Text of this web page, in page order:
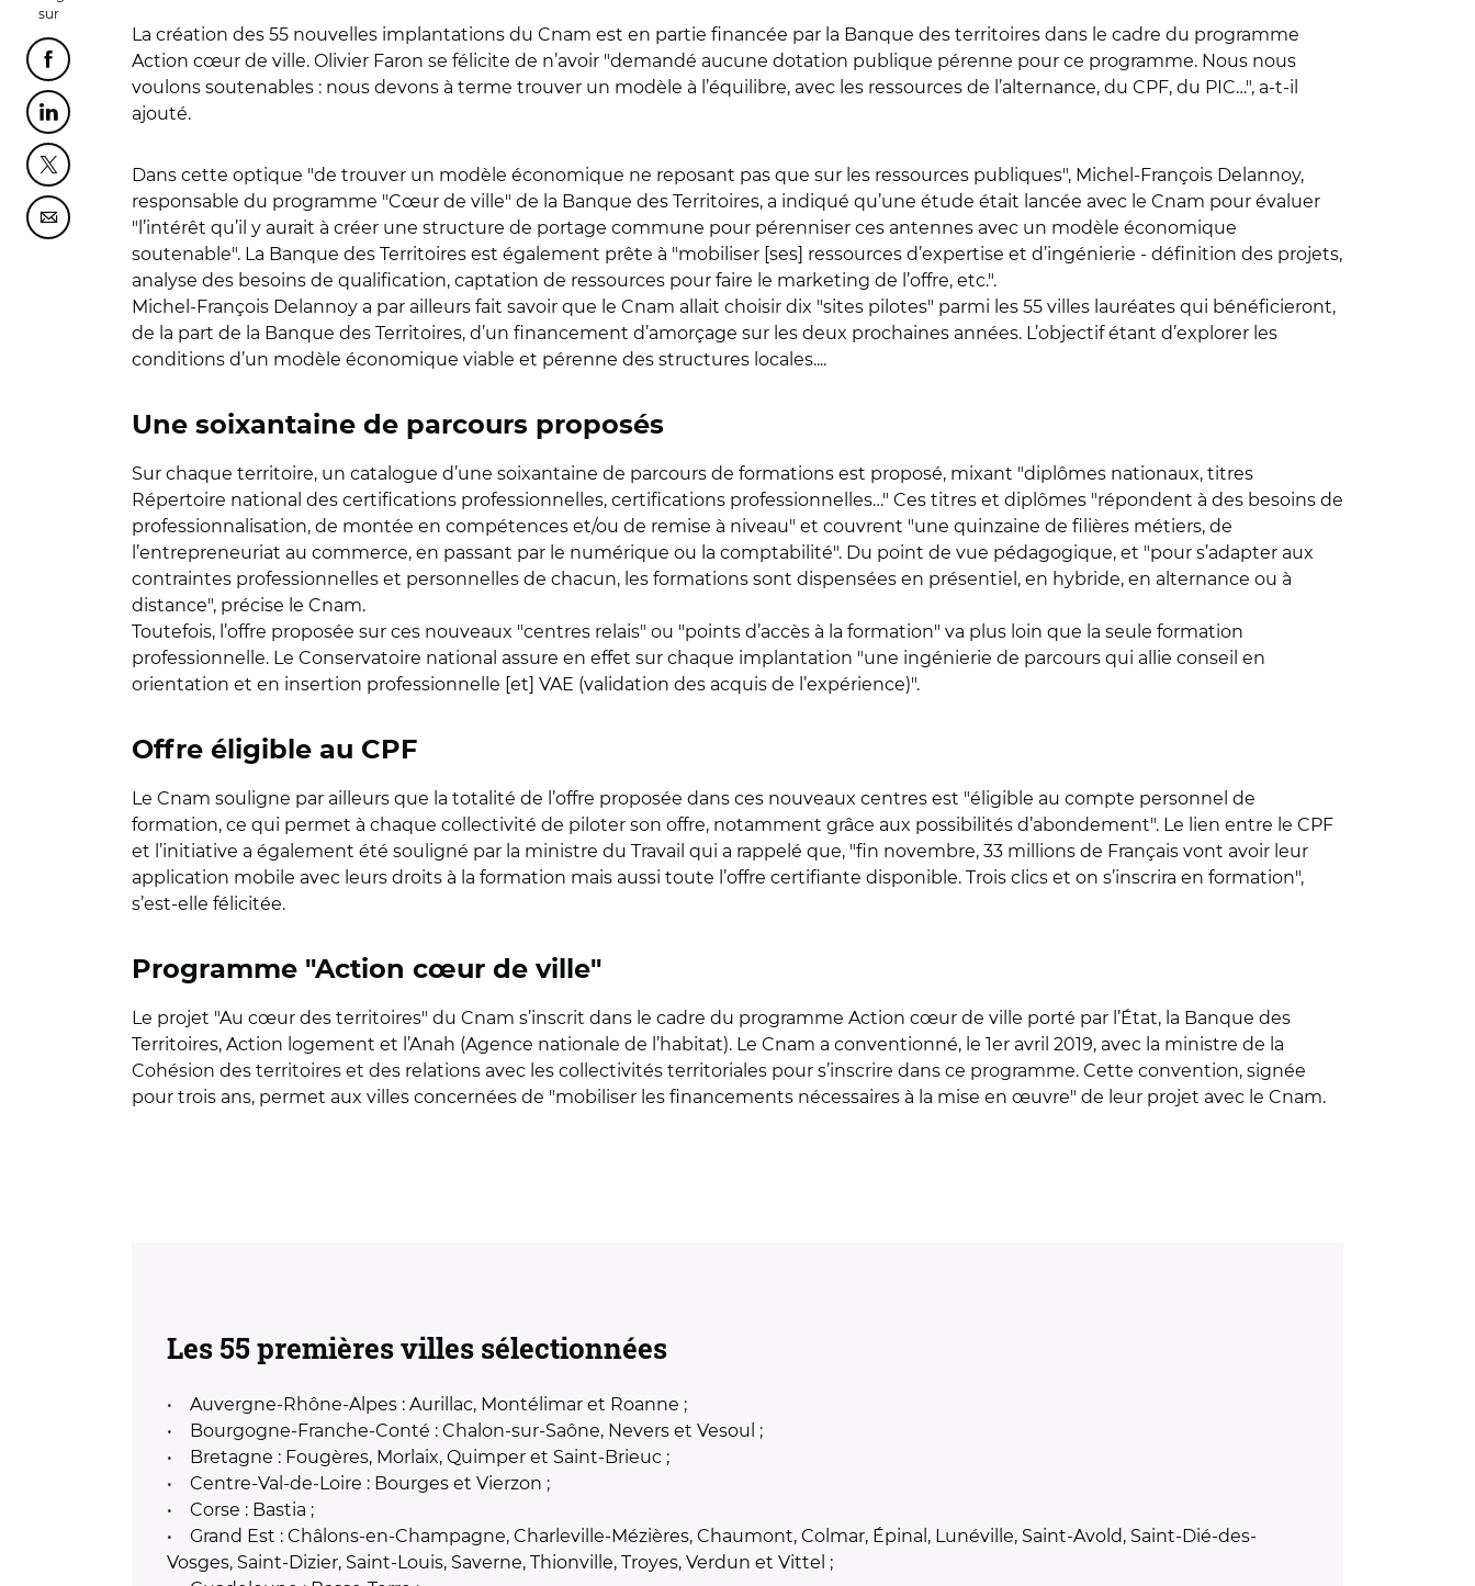
sur
Partager cette page sur Facebook
Partager cette page sur Linkedin
Partager cette page sur Twitter
Partager cette page sur Courriel
La création des 55 nouvelles implantations du Cnam est en partie financée par la Banque des territoires dans le cadre du programme
Action cœur de ville. Olivier Faron se félicite de n’avoir "demandé aucune dotation publique pérenne pour ce programme. Nous nous
voulons soutenables : nous devons à terme trouver un modèle à l’équilibre, avec les ressources de l’alternance, du CPF, du PIC…", a-t-il
ajouté.
Dans cette optique "de trouver un modèle économique ne reposant pas que sur les ressources publiques", Michel-François Delannoy,
responsable du programme "Cœur de ville" de la Banque des Territoires, a indiqué qu’une étude était lancée avec le Cnam pour évaluer
"l’intérêt qu’il y aurait à créer une structure de portage commune pour pérenniser ces antennes avec un modèle économique
soutenable". La Banque des Territoires est également prête à "mobiliser [ses] ressources d’expertise et d’ingénierie - définition des projets,
analyse des besoins de qualification, captation de ressources pour faire le marketing de l’offre, etc.".
Michel-François Delannoy a par ailleurs fait savoir que le Cnam allait choisir dix "sites pilotes" parmi les 55 villes lauréates qui bénéficieront,
de la part de la Banque des Territoires, d’un financement d’amorçage sur les deux prochaines années. L’objectif étant d’explorer les
conditions d’un modèle économique viable et pérenne des structures locales....
Une soixantaine de parcours proposés
Sur chaque territoire, un catalogue d’une soixantaine de parcours de formations est proposé, mixant "diplômes nationaux, titres
Répertoire national des certifications professionnelles, certifications professionnelles…" Ces titres et diplômes "répondent à des besoins de
professionnalisation, de montée en compétences et/ou de remise à niveau" et couvrent "une quinzaine de filières métiers, de
l’entrepreneuriat au commerce, en passant par le numérique ou la comptabilité". Du point de vue pédagogique, et "pour s’adapter aux
contraintes professionnelles et personnelles de chacun, les formations sont dispensées en présentiel, en hybride, en alternance ou à
distance", précise le Cnam.
Toutefois, l’offre proposée sur ces nouveaux "centres relais" ou "points d’accès à la formation" va plus loin que la seule formation
professionnelle. Le Conservatoire national assure en effet sur chaque implantation "une ingénierie de parcours qui allie conseil en
orientation et en insertion professionnelle [et] VAE (validation des acquis de l’expérience)".
Offre éligible au CPF
Le Cnam souligne par ailleurs que la totalité de l’offre proposée dans ces nouveaux centres est "éligible au compte personnel de
formation, ce qui permet à chaque collectivité de piloter son offre, notamment grâce aux possibilités d’abondement". Le lien entre le CPF
et l’initiative a également été souligné par la ministre du Travail qui a rappelé que, "fin novembre, 33 millions de Français vont avoir leur
application mobile avec leurs droits à la formation mais aussi toute l’offre certifiante disponible. Trois clics et on s’inscrira en formation",
s’est-elle félicitée.
Programme "Action cœur de ville"
Le projet "Au cœur des territoires" du Cnam s’inscrit dans le cadre du programme Action cœur de ville porté par l’État, la Banque des
Territoires, Action logement et l’Anah (Agence nationale de l’habitat). Le Cnam a conventionné, le 1er avril 2019, avec la ministre de la
Cohésion des territoires et des relations avec les collectivités territoriales pour s’inscrire dans ce programme. Cette convention, signée
pour trois ans, permet aux villes concernées de "mobiliser les financements nécessaires à la mise en œuvre" de leur projet avec le Cnam.
Les 55 premières villes sélectionnées
• Auvergne-Rhône-Alpes : Aurillac, Montélimar et Roanne ;
• Bourgogne-Franche-Conté : Chalon-sur-Saône, Nevers et Vesoul ;
• Bretagne : Fougères, Morlaix, Quimper et Saint-Brieuc ;
• Centre-Val-de-Loire : Bourges et Vierzon ;
• Corse : Bastia ;
• Grand Est : Châlons-en-Champagne, Charleville-Mézières, Chaumont, Colmar, Épinal, Lunéville, Saint-Avold, Saint-Dié-des-
Vosges, Saint-Dizier, Saint-Louis, Saverne, Thionville, Troyes, Verdun et Vittel ;